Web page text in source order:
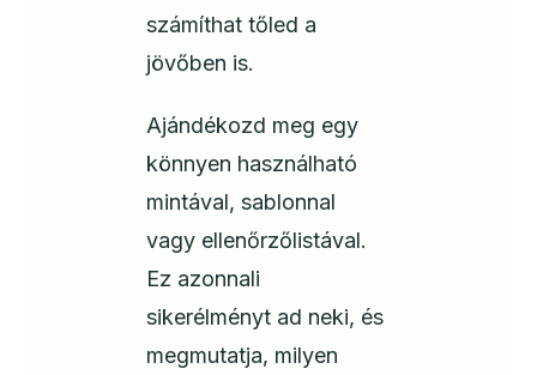
számíthat tőled a
jövőben is.
Ajándékozd meg egy
könnyen használható
mintával, sablonnal
vagy ellenőrzőlistával.
Ez azonnali
sikerélményt ad neki, és
megmutatja, milyen